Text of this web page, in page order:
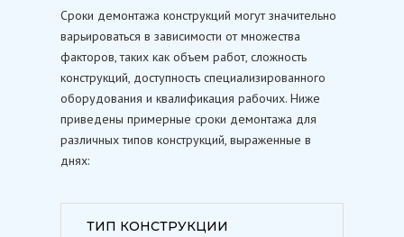
Сроки демонтажа конструкций могут значительно
варьироваться в зависимости от множества
факторов, таких как объем работ, сложность
конструкций, доступность специализированного
оборудования и квалификация рабочих. Ниже
приведены примерные сроки демонтажа для
различных типов конструкций, выраженные в
днях:
ТИП КОНСТРУКЦИИ